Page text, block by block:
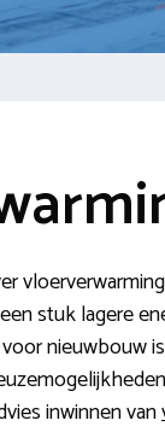
stuk lagere
inwinnen van